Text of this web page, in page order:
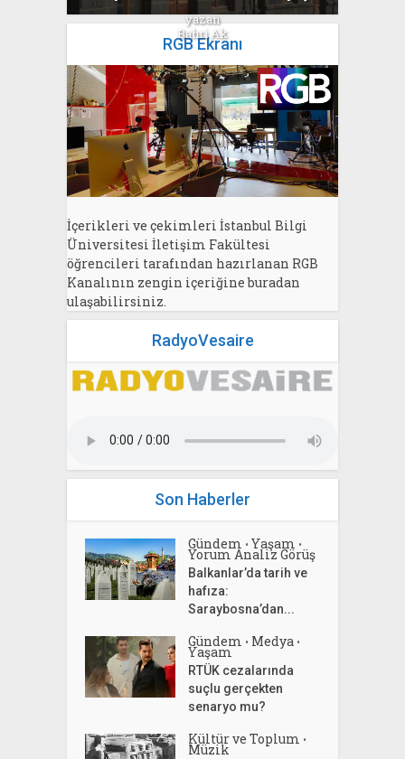
yazan
Bahri Ak
RGB Ekranı
İçerikleri ve çekimleri İstanbul Bilgi
Üniversitesi İletişim Fakültesi
öğrencileri tarafından hazırlanan RGB
Kanalının zengin içeriğine buradan
ulaşabilirsiniz.
RadyoVesaire
Son Haberler
Gündem • Yaşam •
Yorum Analiz Görüş
Balkanlar’da tarih ve
hafıza:
Saraybosna’dan...
Gündem • Medya •
Yaşam
RTÜK cezalarında
suçlu gerçekten
senaryo mu?
Kültür ve Toplum •
Müzik